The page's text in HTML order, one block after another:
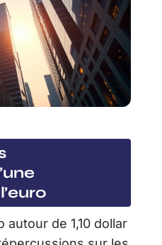
autour de 1,10 dollar